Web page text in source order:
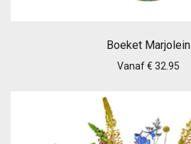
Boeket Marjolein
Vanaf € 32.95